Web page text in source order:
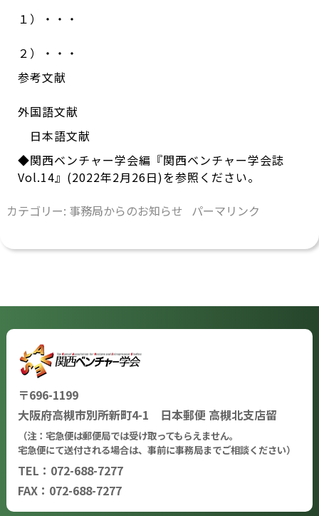
１）・・・
２）・・・
参考文献
外国語文献
日本語文献
◆関西ベンチャー学会編『関西ベンチャー学会誌
Vol.14』(2022年2月26日)を参照ください。
カテゴリー: 事務局からのお知らせ パーマリンク
〒696-1199
大阪府高槻市別所新町4-1 日本郵便 高槻北支店留
（注：宅急便は郵便局では受け取ってもらえません。
宅急便にて送付される場合は、事前に事務局までご相談ください）
TEL：072-688-7277
FAX：072-688-7277